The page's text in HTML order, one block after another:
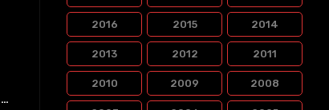
Junto a los Dioses Los dos mundos
2016 2015 2014
2013 2012 2011
2010 2009 2008